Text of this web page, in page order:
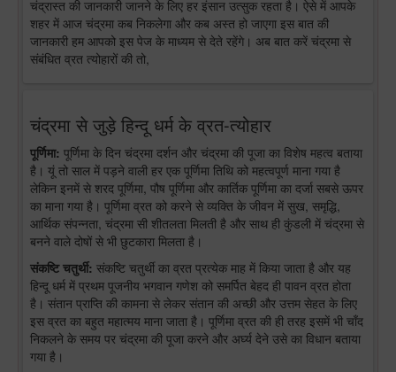
चंद्रास्त की जानकारी जानने के लिए हर इंसान उत्सुक रहता है। ऐसे में आपके
शहर में आज चंद्रमा कब निकलेगा और कब अस्त हो जाएगा इस बात की
जानकारी हम आपको इस पेज के माध्यम से देते रहेंगे। अब बात करें चंद्रमा से
संबंधित व्रत त्योहारों की तो,
चंद्रमा से जुड़े हिन्दू धर्म के व्रत-त्योहार
पूर्णिमा: पूर्णिमा के दिन चंद्रमा दर्शन और चंद्रमा की पूजा का विशेष महत्व बताया
है। यूं तो साल में पड़ने वाली हर एक पूर्णिमा तिथि को महत्वपूर्ण माना गया है
लेकिन इनमें से शरद पूर्णिमा, पौष पूर्णिमा और कार्तिक पूर्णिमा का दर्जा सबसे ऊपर
का माना गया है। पूर्णिमा व्रत को करने से व्यक्ति के जीवन में सुख, समृद्धि,
आर्थिक संपन्नता, चंद्रमा सी शीतलता मिलती है और साथ ही कुंडली में चंद्रमा से
बनने वाले दोषों से भी छुटकारा मिलता है।
संकष्टि चतुर्थी: संकष्टि चतुर्थी का व्रत प्रत्येक माह में किया जाता है और यह
हिन्दू धर्म में प्रथम पूजनीय भगवान गणेश को समर्पित बेहद ही पावन व्रत होता
है। संतान प्राप्ति की कामना से लेकर संतान की अच्छी और उत्तम सेहत के लिए
इस व्रत का बहुत महात्मय माना जाता है। पूर्णिमा व्रत की ही तरह इसमें भी चाँद
निकलने के समय पर चंद्रमा की पूजा करने और अर्घ्य देने उसे का विधान बताया
गया है।